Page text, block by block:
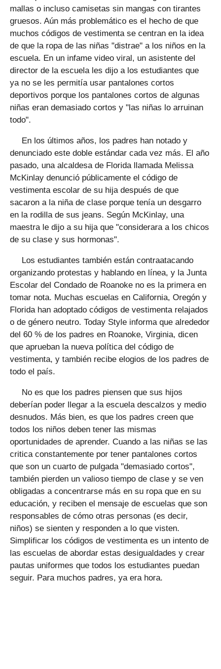
mallas o incluso camisetas sin mangas con tirantes
gruesos. Aún más problemático es el hecho de que
muchos códigos de vestimenta se centran en la idea
de que la ropa de las niñas "distrae" a los niños en la
escuela. En un infame video viral, un asistente del
director de la escuela les dijo a los estudiantes que
ya no se les permitía usar pantalones cortos
deportivos porque los pantalones cortos de algunas
niñas eran demasiado cortos y "las niñas lo arruinan
todo".
En los últimos años, los padres han notado y
denunciado este doble estándar cada vez más. El año
pasado, una alcaldesa de Florida llamada Melissa
McKinlay denunció públicamente el código de
vestimenta escolar de su hija después de que
sacaron a la niña de clase porque tenía un desgarro
en la rodilla de sus jeans. Según McKinlay, una
maestra le dijo a su hija que "considerara a los chicos
de su clase y sus hormonas".
Los estudiantes también están contraatacando
organizando protestas y hablando en línea, y la Junta
Escolar del Condado de Roanoke no es la primera en
tomar nota. Muchas escuelas en California, Oregón y
Florida han adoptado códigos de vestimenta relajados
o de género neutro. Today Style informa que alrededor
del 60 % de los padres en Roanoke, Virginia, dicen
que aprueban la nueva política del código de
vestimenta, y también recibe elogios de los padres de
todo el país.
No es que los padres piensen que sus hijos
deberían poder llegar a la escuela descalzos y medio
desnudos. Más bien, es que los padres creen que
todos los niños deben tener las mismas
oportunidades de aprender. Cuando a las niñas se las
critica constantemente por tener pantalones cortos
que son un cuarto de pulgada "demasiado cortos",
también pierden un valioso tiempo de clase y se ven
obligadas a concentrarse más en su ropa que en su
educación, y reciben el mensaje de escuelas que son
responsables de cómo otras personas (es decir,
niños) se sienten y responden a lo que visten.
Simplificar los códigos de vestimenta es un intento de
las escuelas de abordar estas desigualdades y crear
pautas uniformes que todos los estudiantes puedan
seguir. Para muchos padres, ya era hora.